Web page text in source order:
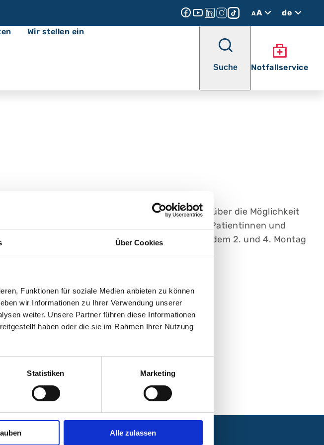
Über Cookies
Funktionen für soziale Medien anbieten zu können
wir Informationen zu Ihrer Verwendung unserer
weiter. Unsere Partner führen diese Informationen
haben oder die sie im Rahmen Ihrer Nutzung
Statistiken Marketing
Alle zulassen
AA
de
Wir stellen ein
Suche Notfallservice
für Patientinnen und Patienten die sich über die Möglichkeit
(LVAD) informieren möchten und für Patientinnen und
möchten. Die Sprechstunde findet jedem 2. und 4. Montag